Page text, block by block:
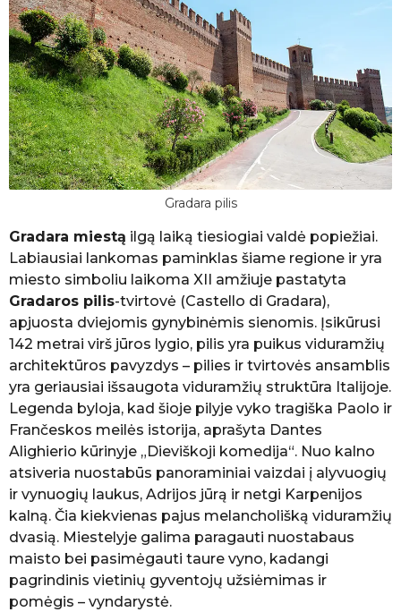
Gradara pilis
Gradara miestą ilgą laiką tiesiogiai valdė popiežiai.
Labiausiai lankomas paminklas šiame regione ir yra
miesto simboliu laikoma XII amžiuje pastatyta
Gradaros pilis-tvirtovė (Castello di Gradara),
apjuosta dviejomis gynybinėmis sienomis. Įsikūrusi
142 metrai virš jūros lygio, pilis yra puikus viduramžių
architektūros pavyzdys – pilies ir tvirtovės ansamblis
yra geriausiai išsaugota viduramžių struktūra Italijoje.
Legenda byloja, kad šioje pilyje vyko tragiška Paolo ir
Frančeskos meilės istorija, aprašyta Dantes
Alighierio kūrinyje „Dieviškoji komedija“. Nuo kalno
atsiveria nuostabūs panoraminiai vaizdai į alyvuogių
ir vynuogių laukus, Adrijos jūrą ir netgi Karpenijos
kalną. Čia kiekvienas pajus melancholišką viduramžių
dvasią. Miestelyje galima paragauti nuostabaus
maisto bei pasimėgauti taure vyno, kadangi
pagrindinis vietinių gyventojų užsiėmimas ir
pomėgis – vyndarystė.